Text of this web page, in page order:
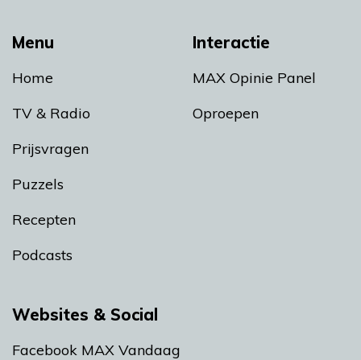
Menu
Home
TV & Radio
Prijsvragen
Puzzels
Recepten
Podcasts
Interactie
MAX Opinie Panel
Oproepen
Websites & Social
Facebook MAX Vandaag